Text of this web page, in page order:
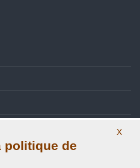
X
politique de